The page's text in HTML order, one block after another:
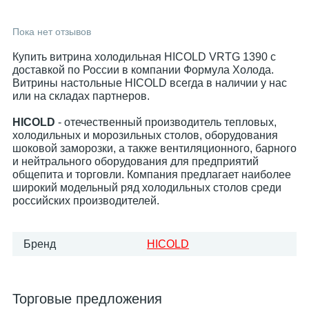
Пока нет отзывов
Купить витрина холодильная HICOLD VRTG 1390 с
доставкой по России в компании Формула Холода.
Витрины настольные HICOLD всегда в наличии у нас
или на складах партнеров.
HICOLD - отечественный производитель тепловых,
холодильных и морозильных столов, оборудования
шоковой заморозки, а также вентиляционного, барного
и нейтрального оборудования для предприятий
общепита и торговли. Компания предлагает наиболее
широкий модельный ряд холодильных столов среди
российских производителей.
Бренд HICOLD
Торговые предложения